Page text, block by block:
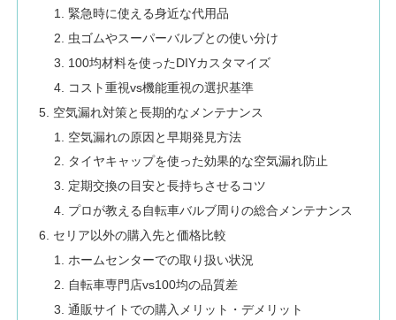
緊急時に使える身近な代用品
虫ゴムやスーパーバルブとの使い分け
100均材料を使ったDIYカスタマイズ
コスト重視vs機能重視の選択基準
空気漏れ対策と長期的なメンテナンス
空気漏れの原因と早期発見方法
タイヤキャップを使った効果的な空気漏れ防止
定期交換の目安と長持ちさせるコツ
プロが教える自転車バルブ周りの総合メンテナンス
セリア以外の購入先と価格比較
ホームセンターでの取り扱い状況
自転車専門店vs100均の品質差
通販サイトでの購入メリット・デメリット